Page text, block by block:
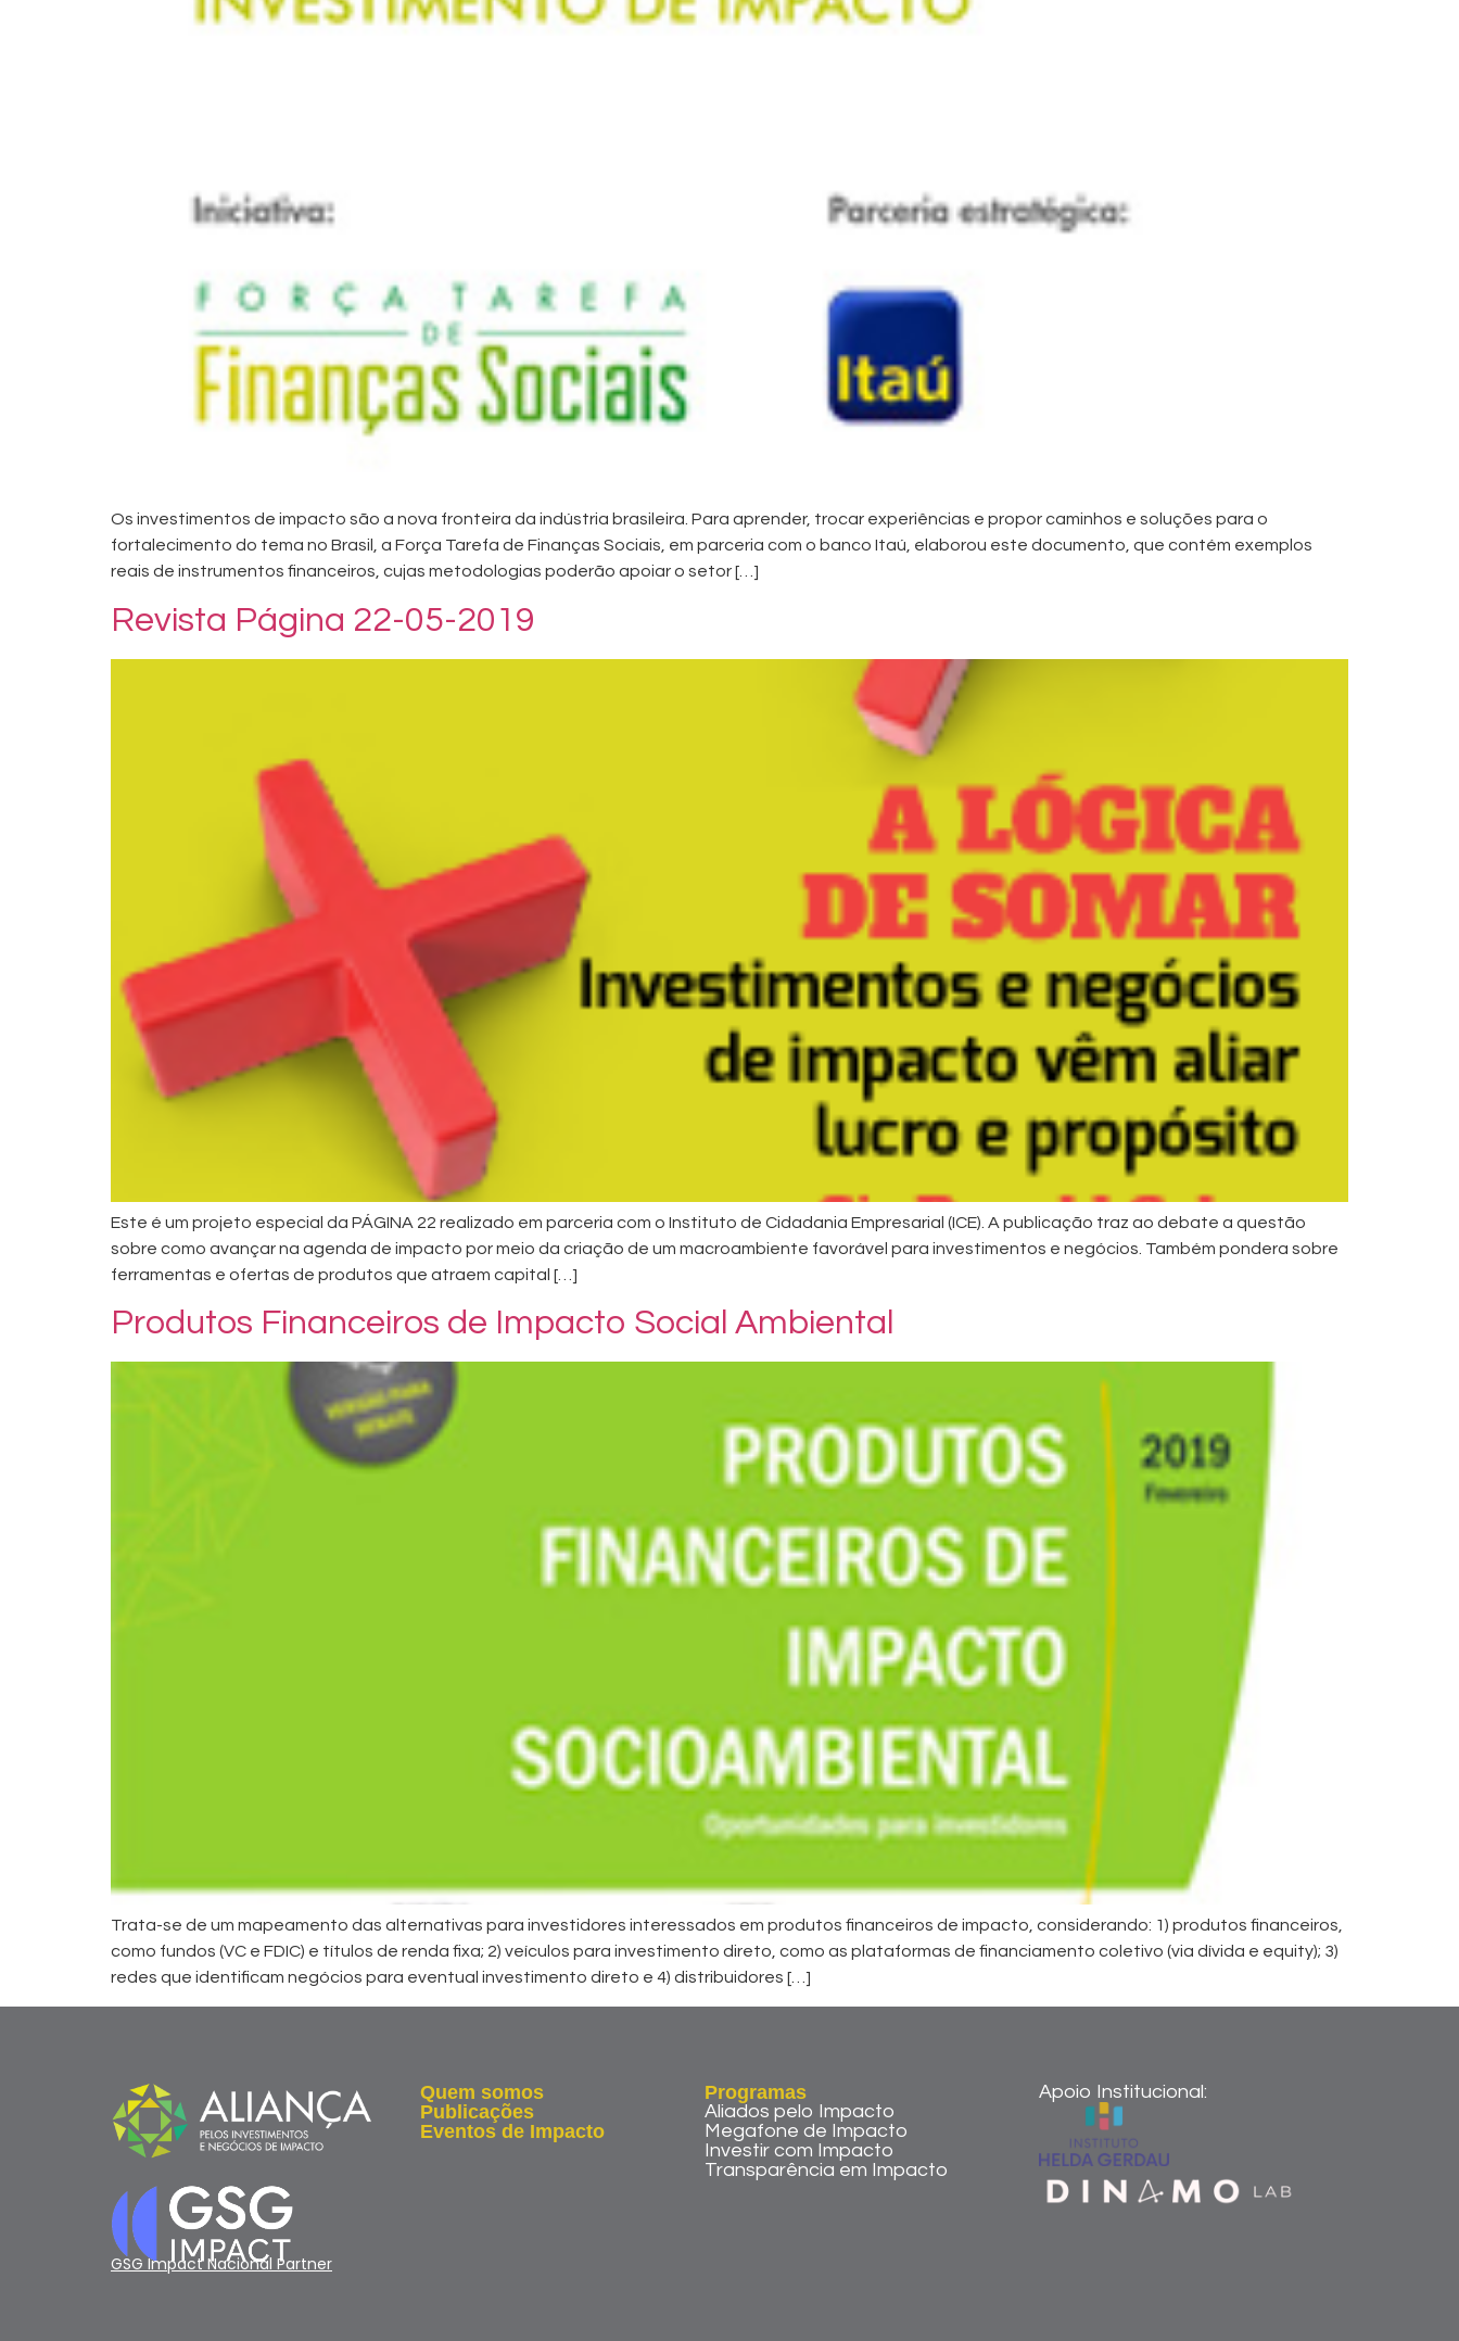
Os investimentos de impacto são a nova fronteira da indústria brasileira. Para aprender, trocar experiências e propor caminhos e soluções para o
fortalecimento do tema no Brasil, a Força Tarefa de Finanças Sociais, em parceria com o banco Itaú, elaborou este documento, que contém exemplos
reais de instrumentos financeiros, cujas metodologias poderão apoiar o setor […]
Revista Página 22-05-2019
Este é um projeto especial da PÁGINA 22 realizado em parceria com o Instituto de Cidadania Empresarial (ICE). A publicação traz ao debate a questão
sobre como avançar na agenda de impacto por meio da criação de um macroambiente favorável para investimentos e negócios. Também pondera sobre
ferramentas e ofertas de produtos que atraem capital […]
Produtos Financeiros de Impacto Social Ambiental
Trata-se de um mapeamento das alternativas para investidores interessados em produtos financeiros de impacto, considerando: 1) produtos financeiros,
como fundos (VC e FDIC) e títulos de renda fixa; 2) veículos para investimento direto, como as plataformas de financiamento coletivo (via dívida e equity); 3)
redes que identificam negócios para eventual investimento direto e 4) distribuidores […]
GSG Impact Nacional Partner
Quem somos
Publicações
Eventos de Impacto
Programas
Aliados pelo Impacto
Megafone de Impacto
Investir com Impacto
Transparência em Impacto
Apoio Institucional: